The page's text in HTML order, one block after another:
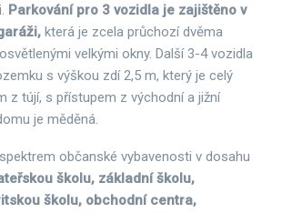
Parkování pro 3 vozidla je zajištěno v
která je zcela průchozí dvěma
velkými okny. Další 3-4 vozidla
s výškou zdí 2,5 m, který je celý
z tújí, s přístupem z východní a jižní
je měděná.
občanské vybavenosti v dosahu
školu, základní školu,
školu, obchodní centra,